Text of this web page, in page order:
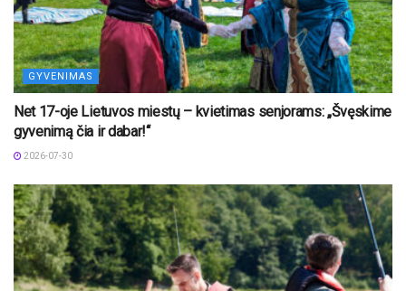
GYVENIMAS
Net 17-oje Lietuvos miestų – kvietimas senjorams: „Švęskime
gyvenimą čia ir dabar!“
2026-07-30